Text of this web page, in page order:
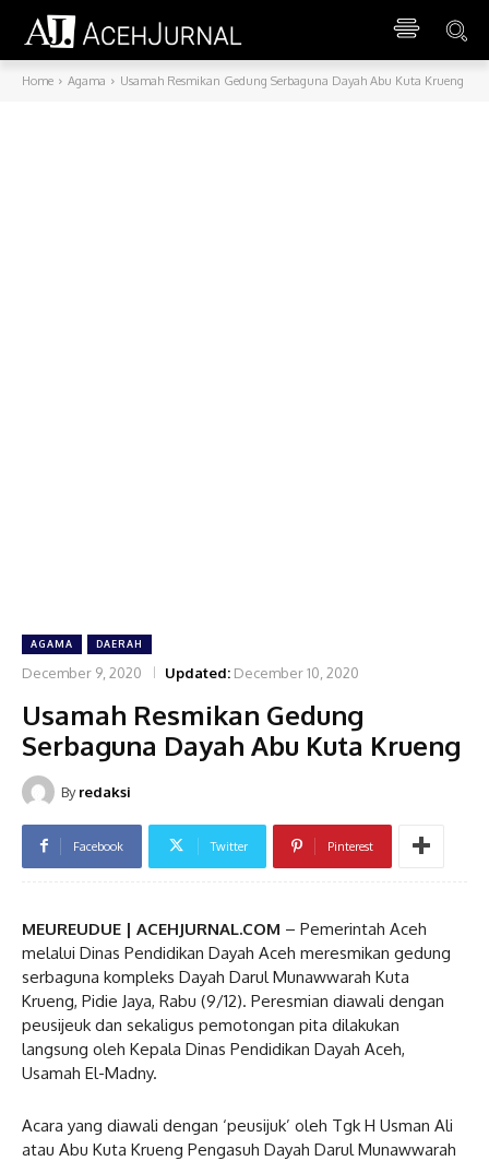
Home Agama Usamah Resmikan Gedung Serbaguna Dayah Abu Kuta Krueng
AGAMA DAERAH
December 9, 2020 Updated: December 10, 2020
Usamah Resmikan Gedung
Serbaguna Dayah Abu Kuta Krueng
By redaksi
Facebook Twitter Pinterest
MEUREUDUE | ACEHJURNAL.COM – Pemerintah Aceh
melalui Dinas Pendidikan Dayah Aceh meresmikan gedung
serbaguna kompleks Dayah Darul Munawwarah Kuta
Krueng, Pidie Jaya, Rabu (9/12). Peresmian diawali dengan
peusijeuk dan sekaligus pemotongan pita dilakukan
langsung oleh Kepala Dinas Pendidikan Dayah Aceh,
Usamah El-Madny.
Acara yang diawali dengan ‘peusijuk’ oleh Tgk H Usman Ali
atau Abu Kuta Krueng Pengasuh Dayah Darul Munawwarah